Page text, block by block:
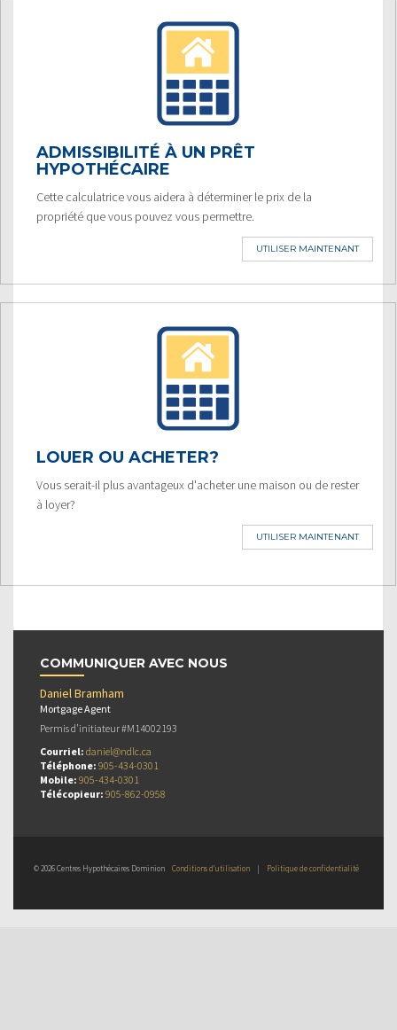
ADMISSIBILITÉ À UN PRÊT
HYPOTHÉCAIRE
Cette calculatrice vous aidera à déterminer le prix de la
propriété que vous pouvez vous permettre.
UTILISER MAINTENANT
LOUER OU ACHETER?
Vous serait-il plus avantageux d'acheter une maison ou de rester
à loyer?
UTILISER MAINTENANT
COMMUNIQUER AVEC NOUS
Daniel Bramham
Mortgage Agent
Permis d’initiateur #M14002193
Courriel: daniel@ndlc.ca
Téléphone: 905-434-0301
Mobile: 905-434-0301
Télécopieur: 905-862-0958
© 2026 Centres Hypothécaires Dominion Conditions d’utilisation | Politique de confidentialité